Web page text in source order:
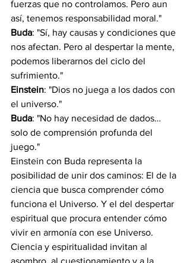
fuerzas que no controlamos. Pero aun
así, tenemos responsabilidad moral."
Buda: "Sí, hay causas y condiciones que
nos afectan. Pero al despertar la mente,
podemos liberarnos del ciclo del
sufrimiento."
Einstein: "Dios no juega a los dados con
el universo."
Buda: "No hay necesidad de dados…
solo de comprensión profunda del
juego."
Einstein con Buda representa la
posibilidad de unir dos caminos: El de la
ciencia que busca comprender cómo
funciona el Universo. Y el del despertar
espiritual que procura entender cómo
vivir en armonía con ese Universo.
Ciencia y espiritualidad invitan al
asombro, al cuestionamiento y a la